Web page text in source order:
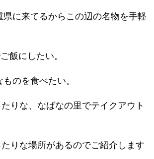
県に来てるからこの辺の名物を手軽
飯にしたい。
のを食べたい。
りな、なばなの里でテイクアウト
りな場所があるのでご紹介します